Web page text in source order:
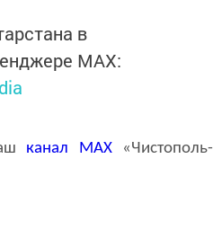
в
MАХ:
канал MAX«Чистополь-